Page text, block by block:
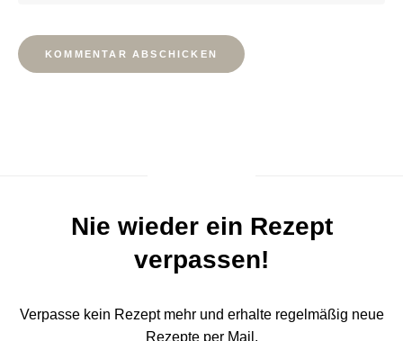
Nie wieder ein Rezept
verpassen!
Verpasse kein Rezept mehr und erhalte regelmäßig neue
Rezepte per Mail.